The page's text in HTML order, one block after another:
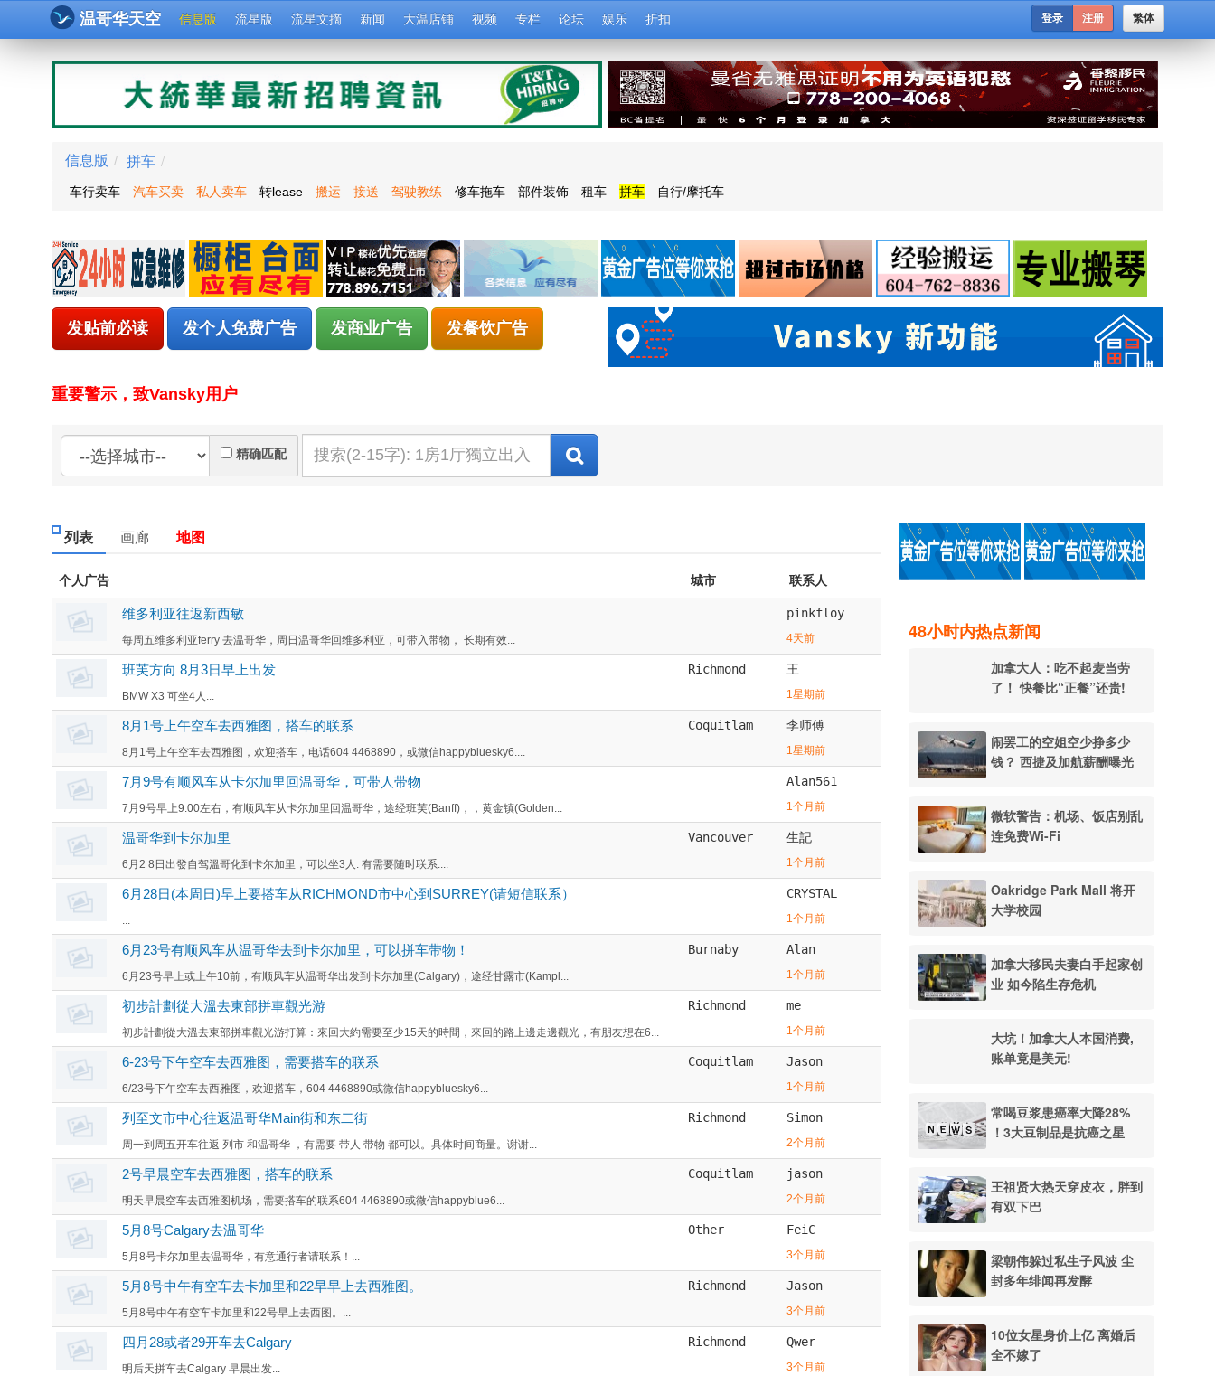
温哥华天空 信息版 流星版 流星文摘 新闻 大温店铺 视频 专栏 论坛 娱乐 折扣 繁体
登录 注册
信息版 / 拼车 /
车行卖车 汽车买卖 私人卖车 转lease 搬运 接送 驾驶教练 修车拖车 部件装饰 租车 拼车 自行/摩托车
发贴前必读 发个人免费广告 发商业广告 发餐饮广告
重要警示，致Vansky用户
精确匹配
列表 画廊 地图
个人广告 城市 联系人
维多利亚往返新西敏
每周五维多利亚ferry 去温哥华，周日温哥华回维多利亚，可带入带物， 长期有效...
pinkfloy
4天前
班芙方向 8月3日早上出发
BMW X3 可坐4人...
Richmond 王
1星期前
8月1号上午空车去西雅图，搭车的联系
8月1号上午空车去西雅图，欢迎搭车，电话604 4468890，或微信happybluesky6....
Coquitlam 李师傅
1星期前
7月9号有顺风车从卡尔加里回温哥华，可带人带物
7月9号早上9:00左右，有顺风车从卡尔加里回温哥华，途经班芙(Banff)，，黄金镇(Golden...
Alan561
1个月前
温哥华到卡尔加里
6月2 8日出發自驾溫哥化到卡尔加里，可以坐3人. 有需要随时联系....
Vancouver 生記
1个月前
6月28日(本周日)早上要搭车从RICHMOND市中心到SURREY(请短信联系） CRYSTAL
1个月前
6月23号有顺风车从温哥华去到卡尔加里，可以拼车带物！
6月23号早上或上午10前，有顺风车从温哥华出发到卡尔加里(Calgary)，途经甘露市(Kampl...
Burnaby Alan
1个月前
初步計劃從大溫去東部拼車觀光游
初步計劃從大溫去東部拼車觀光游打算：來回大約需要至少15天的時間，來回的路上邊走邊觀光，有朋友想在6...
Richmond me
1个月前
6-23号下午空车去西雅图，需要搭车的联系
6/23号下午空车去西雅图，欢迎搭车，604 4468890或微信happybluesky6...
Coquitlam Jason
1个月前
列至文市中心往返温哥华Main街和东二街
周一到周五开车往返 列市 和温哥华 ，有需要 带人 带物 都可以。具体时间商量。谢谢...
Richmond Simon
2个月前
2号早晨空车去西雅图，搭车的联系
明天早晨空车去西雅图机场，需要搭车的联系604 4468890或微信happyblue6...
Coquitlam jason
2个月前
5月8号Calgary去温哥华
5月8号卡尔加里去温哥华，有意通行者请联系！...
Other FeiC
3个月前
5月8号中午有空车去卡加里和22早早上去西雅图。
5月8号中午有空车卡加里和22号早上去西图。...
Richmond Jason
3个月前
四月28或者29开车去Calgary
明后天拼车去Calgary 早晨出发...
Richmond Qwer
3个月前
48小时内热点新闻
加拿大人：吃不起麦当劳
了！ 快餐比“正餐”还贵!
闹罢工的空姐空少挣多少
钱？ 西捷及加航薪酬曝光
微软警告：机场、饭店别乱
连免费Wi-Fi
Oakridge Park Mall 将开
大学校园
加拿大移民夫妻白手起家创
业 如今陷生存危机
大坑！加拿大人本国消费,
账单竟是美元!
常喝豆浆患癌率大降28%
！3大豆制品是抗癌之星
王祖贤大热天穿皮衣，胖到
有双下巴
梁朝伟躲过私生子风波 尘
封多年绯闻再发酵
10位女星身价上亿 离婚后
全不嫁了